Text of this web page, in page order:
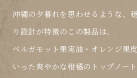
沖縄の夕暮れを思わせるような、
り設計が特徴のこの製品は、
ベルガモット果実油・オレンジ果
いった爽やかな柑橘のトップノート